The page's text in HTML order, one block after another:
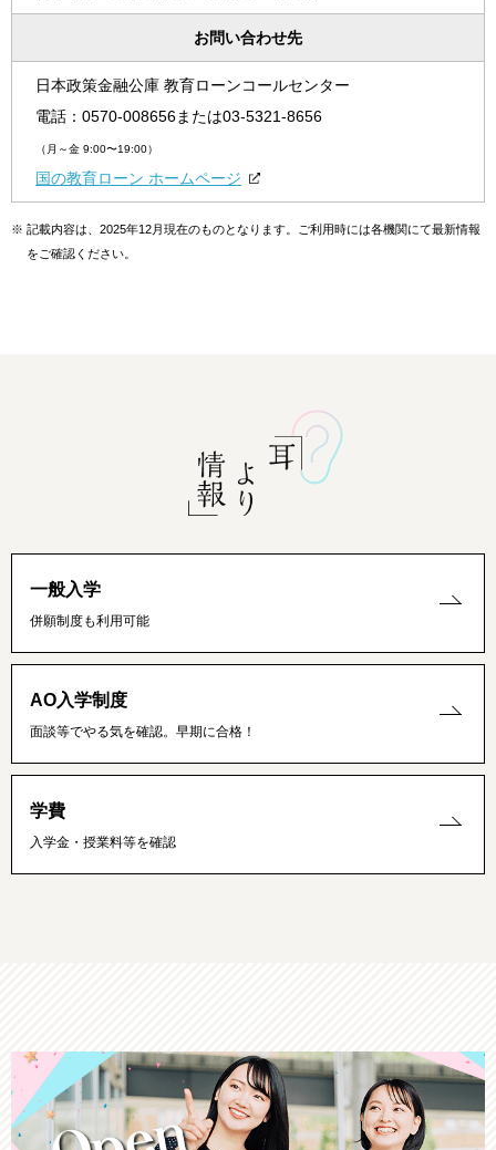
お問い合わせ先
日本政策金融公庫 教育ローンコールセンター
電話： 0570-008656または03-5321-8656
（月～金 9:00〜19:00）
国の教育ローン ホームページ
※ 記載内容は、2025年12月現在のものとなります。ご利用時には各機関にて最新情報
をご確認ください。
一般入学
併願制度も利用可能
AO入学制度
面談等でやる気を確認。早期に合格！
学費
入学金・授業料等を確認